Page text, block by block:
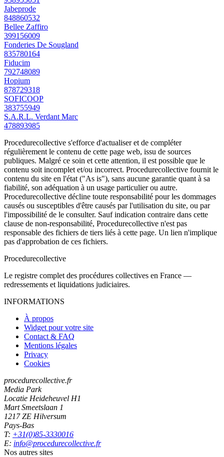
Jabeprode
848860532
Bellee Zaffiro
399156009
Fonderies De Sougland
835780164
Fiducim
792748089
Hopium
878729318
SOFICOOP
383755949
S.A.R.L. Verdant Marc
478893985
Procedurecollective s'efforce d'actualiser et de compléter
régulièrement le contenu de cette page web, issu de sources
publiques. Malgré ce soin et cette attention, il est possible que le
contenu soit incomplet et/ou incorrect. Procedurecollective fournit le
contenu du site en l'état ("As is"), sans aucune garantie quant à sa
fiabilité, son adéquation à un usage particulier ou autre.
Procedurecollective décline toute responsabilité pour les dommages
causés ou susceptibles d'être causés par l'utilisation du site, ou par
l'impossibilité de le consulter. Sauf indication contraire dans cette
clause de non-responsabilité, Procedurecollective n'est pas
responsable des fichiers de tiers liés à cette page. Un lien n'implique
pas d'approbation de ces fichiers.
Procedurecollective
Le registre complet des procédures collectives en France —
redressements et liquidations judiciaires.
INFORMATIONS
À propos
Widget pour votre site
Contact & FAQ
Mentions légales
Privacy
Cookies
procedurecollective.fr
Media Park
Locatie Heideheuvel H1
Mart Smeetslaan 1
1217 ZE Hilversum
Pays-Bas
T: +31(0)85-3330016
E: info@procedurecollective.fr
Nos autres sites